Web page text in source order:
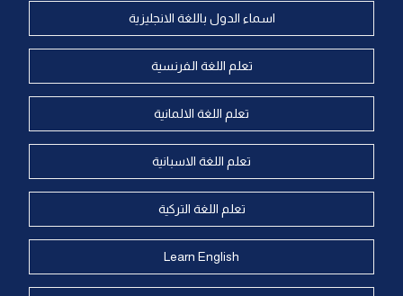
اسماء الدول باللغة الانجليزية
تعلم اللغة الفرنسية
تعلم اللغة الالمانية
تعلم اللغة الاسبانية
تعلم اللغة التركية
Learn English